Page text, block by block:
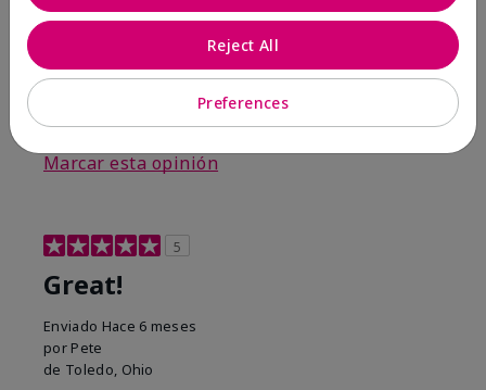
ConclusiónSí, recomendaría a un amigo
¿Le ha resultado útil esta
opinión?
Marcar esta opinión
5
Great!
Enviado Hace 6 meses
por Pete
de Toledo, Ohio
Preferences
Reject All